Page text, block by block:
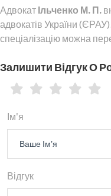
Адвокат Ільченко М. П.
адвокатів України
спеціалізацію можна
Залишити Відгук О
Ім'я
Відгук